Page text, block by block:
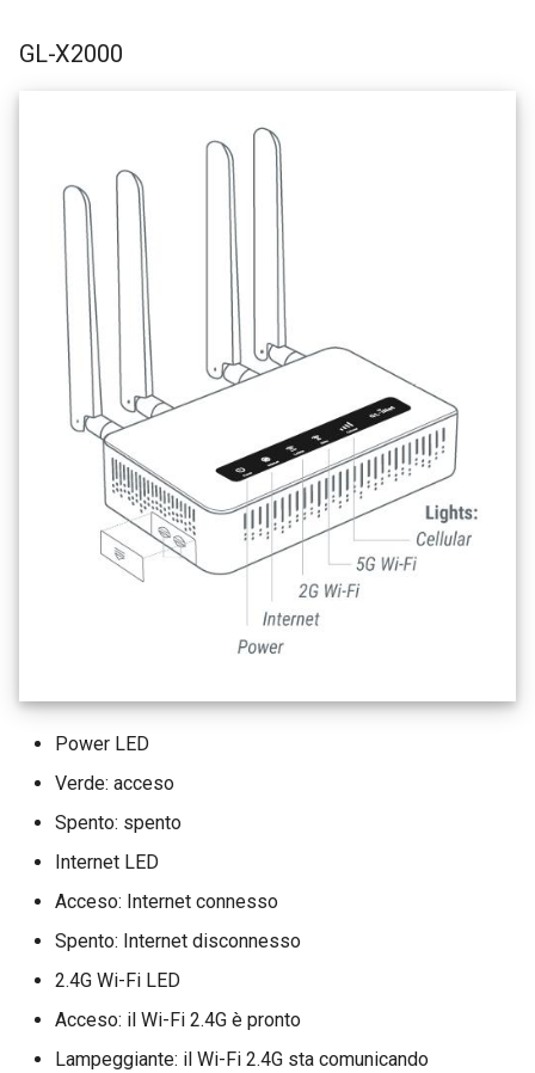
GL-X2000
Power LED
Verde: acceso
Spento: spento
Internet LED
Acceso: Internet connesso
Spento: Internet disconnesso
2.4G Wi-Fi LED
Acceso: il Wi-Fi 2.4G è pronto
Lampeggiante: il Wi-Fi 2.4G sta comunicando